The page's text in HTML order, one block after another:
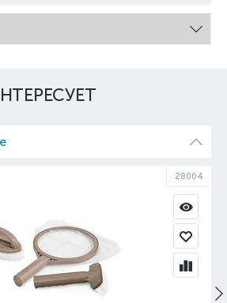
28004